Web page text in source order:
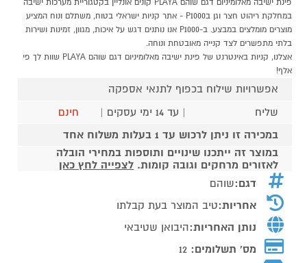
פינת ישיבה מאלומיניום דגם שוהם PLAYA קונים אונליין בקטגוריית מערכות ישיבה
במחלקת ריהוט חצר וגן בP1000 - אתר קניות ישראלי בטוח, משתלם ונוח המציע
מוצרים מומלצים במבצע. ב-P1000 אנו נותנים דגש על איכות, מגוון, זמינות ושירות
בלתי מתפשרים לצד קנייה מאובטחת ונוחה.
אצלנו, קניות באינטרנט של פינת ישיבה מאלומיניום דגם שוהם PLAYA שוות לך פי
אלף!
אפשרויות שילוח בכפוף לתנאי אספקה
שליח
| עד 14 ימי עסקים |
חינם
במכירה זו ניתן לרכוש עד 1 בעלות משלוח אחד
במוצר זה ייתכנו שינויים ותוספות במחירי הובלה
לאזורים מרחקים וגובה קומות. לצפייה לחץ כאן
דגם:שוהם
אחריות:טיב המוצר בעת קבלתו
נותן האחריות:היבואן שטיבאי
מס' תשלומים: 12